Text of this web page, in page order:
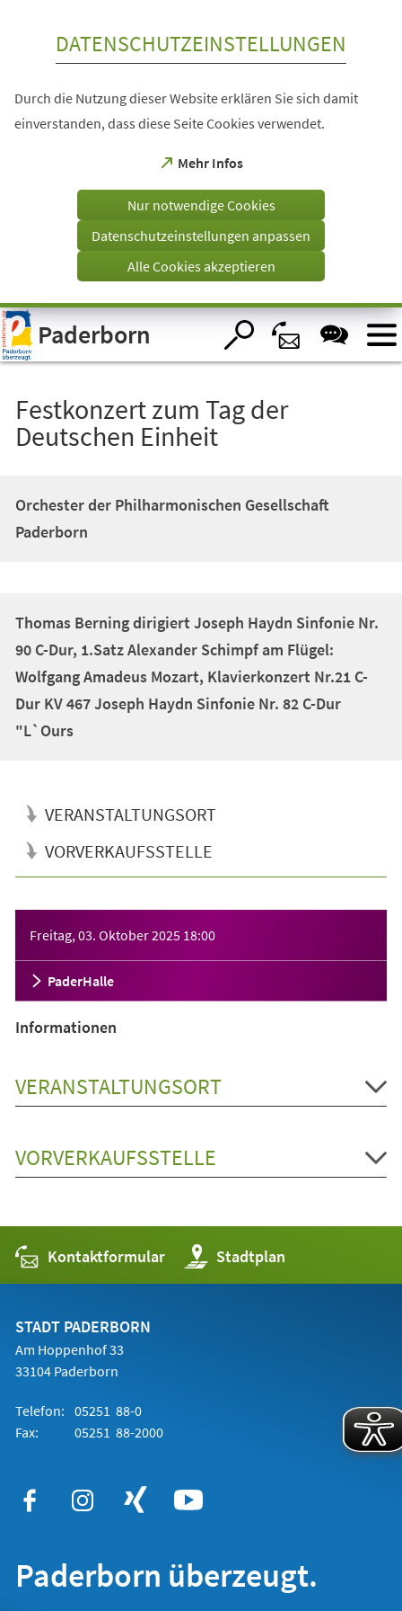
Visuelle
Assistenzsoftware
öffnen.
DATENSCHUTZEINSTELLUNGEN
Durch die Nutzung dieser Website erklären Sie sich damit
einverstanden, dass diese Seite Cookies verwendet.
Mehr Infos
(Öffnet
einem
Tab)
Nur notwendige Cookies
Datenschutzeinstellungen anpassen
Alle Cookies akzeptieren
Paderborn
Festkonzert zum Tag der
Deutschen Einheit
Orchester der Philharmonischen Gesellschaft
Paderborn
Thomas Berning dirigiert Joseph Haydn Sinfonie Nr.
90 C-Dur, 1.Satz Alexander Schimpf am Flügel:
Wolfgang Amadeus Mozart, Klavierkonzert Nr.21 C-
Dur KV 467 Joseph Haydn Sinfonie Nr. 82 C-Dur
"L`Ours
VERANSTALTUNGSORT
VORVERKAUFSSTELLE
Freitag, 03. Oktober 2025 18:00
PaderHalle
Informationen
VERANSTALTUNGSORT
VORVERKAUFSSTELLE
Kontaktformular Stadtplan
(Öffnet
in
einem
STADT PADERBORN
Am Hoppenhof 33
33104 Paderborn
Telefon: 05251 88-0
Fax:
05251 88-2000
Paderborn überzeugt.